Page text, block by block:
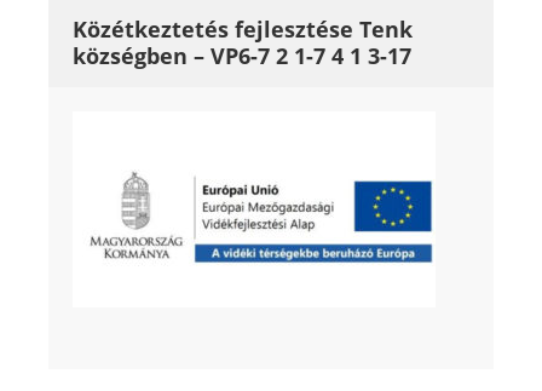
Közétkeztetés fejlesztése Tenk
községben – VP6-7 2 1-7 4 1 3-17